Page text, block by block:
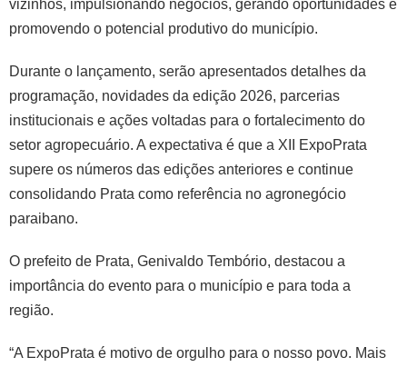
vizinhos, impulsionando negócios, gerando oportunidades e
promovendo o potencial produtivo do município.
Durante o lançamento, serão apresentados detalhes da
programação, novidades da edição 2026, parcerias
institucionais e ações voltadas para o fortalecimento do
setor agropecuário. A expectativa é que a XII ExpoPrata
supere os números das edições anteriores e continue
consolidando Prata como referência no agronegócio
paraibano.
O prefeito de Prata, Genivaldo Tembório, destacou a
importância do evento para o município e para toda a
região.
“A ExpoPrata é motivo de orgulho para o nosso povo. Mais